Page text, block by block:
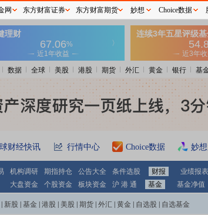
数据 全球 美股 港股 期货 外汇 黄金 银行 基
财经快讯 行情中心 Choice数据 妙
机构调研 期指持仓 公告大全 条件选股 财报 业绩报表
大盘资金 个股资金 板块资金 沪 港 通 基金 基金净值
新股 基金 港股 美股 期货 外汇 黄金 自选股 自选基金
网 东方财富证券 东方财富期货 妙想 Choice数据